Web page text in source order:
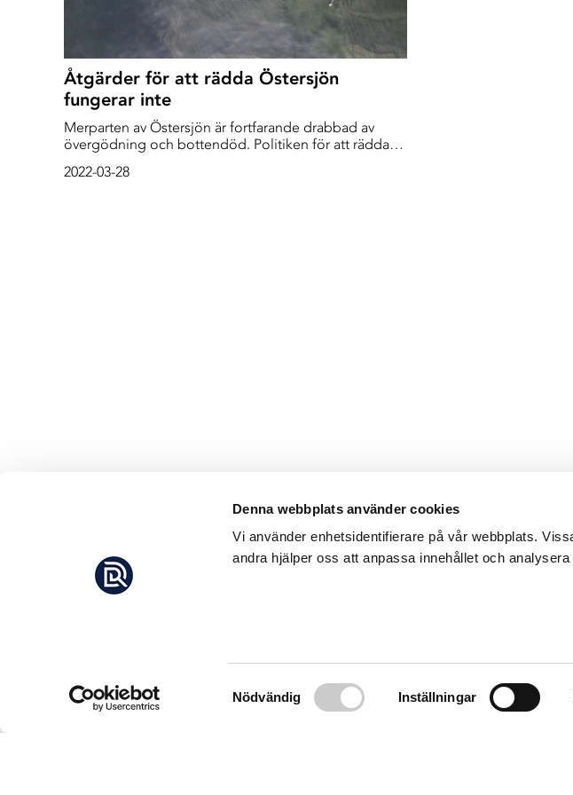
Denna webbplats använder cookies
Vi använder enhetsidentifierare på vår webbplats.
andra hjälper oss att anpassa innehållet och
Samtyckesval
Nödvändig Inställningar
Åtgärder för att rädda Östersjön
fungerar inte
Merparten av Östersjön är fortfarande drabbad av
övergödning och bottendöd. Politiken för att rädda
har genomfört allt de lovat för att minska
2022-03-28